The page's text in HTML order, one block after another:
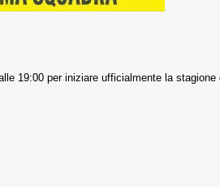
19:00 per iniziare ufficialmente la